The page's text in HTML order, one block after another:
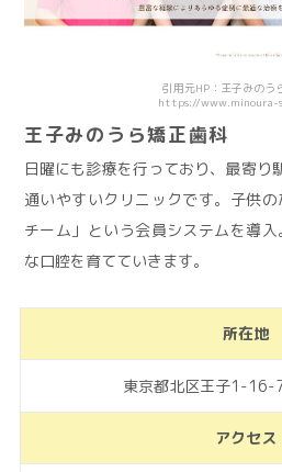
引用元HP：王子みのう
https://www.minoura-
王子みのうら矯正歯科
日曜にも診療を行っており、最寄り
通いやすいクリニックです。子供
チーム」という会員システムを導
な口腔を育てていきます。
所在地
東京都北区王子1-16-
アクセス